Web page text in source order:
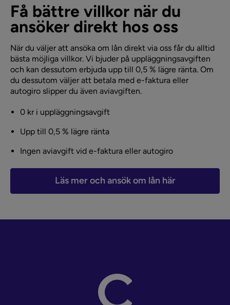
Få bättre villkor när du
ansöker direkt hos oss
När du väljer att ansöka om lån direkt via oss får du alltid
bästa möjliga villkor. Vi bjuder på uppläggningsavgiften
och kan dessutom erbjuda upp till 0,5 % lägre ränta. Om
du dessutom väljer att betala med e-faktura eller
autogiro slipper du även aviavgiften.
0 kr i uppläggningsavgift
Upp till 0,5 % lägre ränta
Ingen aviavgift vid e-faktura eller autogiro
Läs mer och ansök om lån här